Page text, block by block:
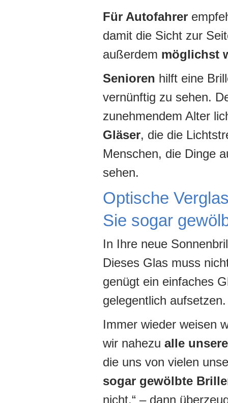
Für Autofahrer
damit die Sicht zur
außerdem möglichst
Senioren hilft eine
vernünftig zu sehen.
zunehmendem Alter
Gläser, die die
Menschen, die Dinge
sehen.
Optische
Sie sogar
In Ihre neue
Dieses Glas muss
genügt ein einfaches
gelegentlich aufsetzen.
Immer wieder weisen
wir nahezu alle
die uns von vielen
sogar gewölbte
nicht.“ – dann